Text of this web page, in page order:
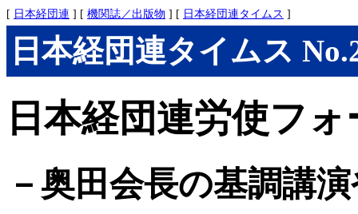
[ 日本経団連 ] [ 機関誌／出版物 ] [ 日本経団連タイムス ]
日本経団連タイムス
日本経団連労使フ
－奥田会長の基調講